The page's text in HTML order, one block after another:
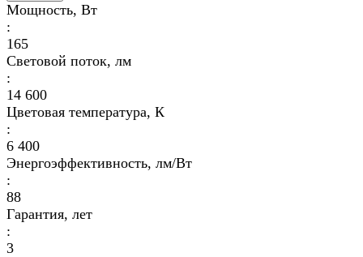
Мощность, Вт
:
165
Световой поток, лм
:
14 600
Цветовая температура, К
:
6 400
Энергоэффективность, лм/Вт
:
88
Гарантия, лет
:
3